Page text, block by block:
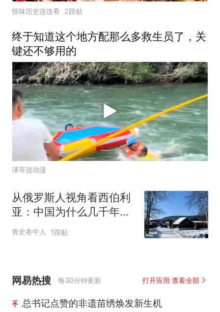
怪味历史连连看 2跟贴
终于知道这个地方配那么多救生员了，关
键还不够用的
泽哥说动漫
从俄罗斯人视角看西伯利
亚：中国为什么几千年来
都没有占据它？
青史卷中人 1跟贴
网易热搜 每30分钟更新 打开应用 查看全部
总书记点赞的非遗苗绣焕发新生机